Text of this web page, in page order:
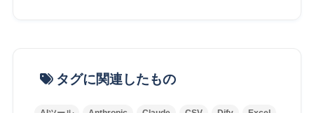
タグに関連したもの